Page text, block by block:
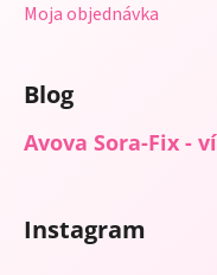
Moja objednávka
Blog
Avova Sora-Fix -
Instagram